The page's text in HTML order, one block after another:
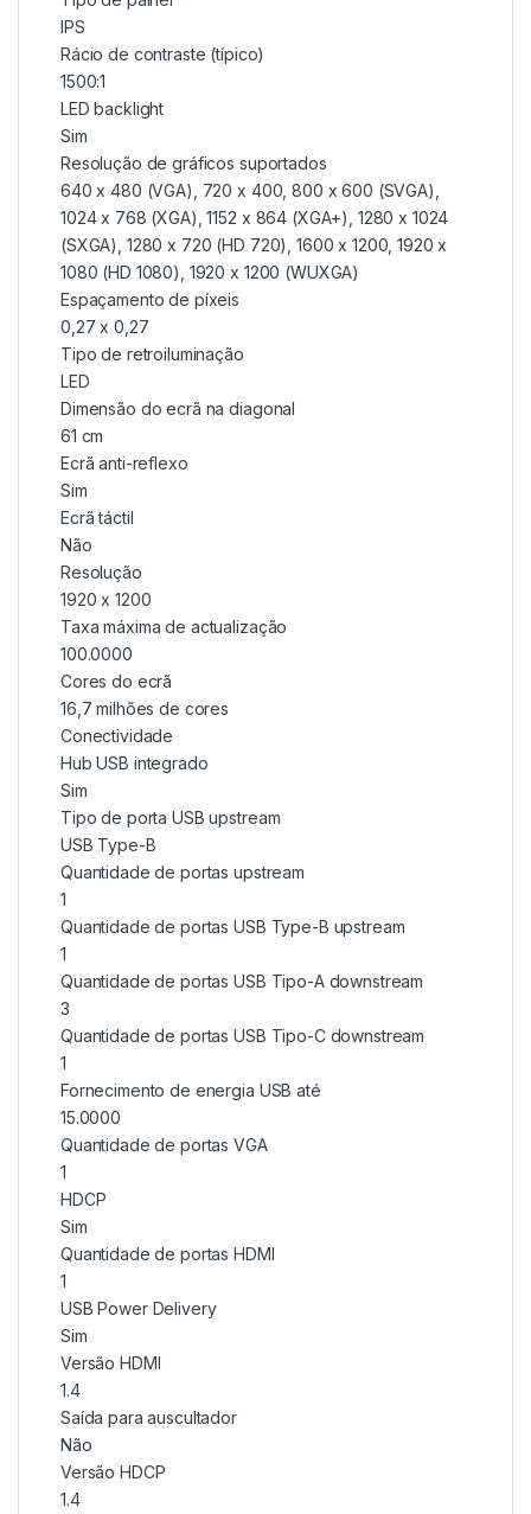
IPS
Rácio de contraste (típico)
1500:1
LED backlight
Sim
Resolução de gráficos suportados
640 x 480 (VGA), 720 x 400, 800 x 600 (SVGA),
1024 x 768 (XGA), 1152 x 864 (XGA+), 1280 x 1024
(SXGA), 1280 x 720 (HD 720), 1600 x 1200, 1920 x
1080 (HD 1080), 1920 x 1200 (WUXGA)
Espaçamento de píxeis
0,27 x 0,27
Tipo de retroiluminação
LED
Dimensão do ecrã na diagonal
61 cm
Ecrã anti-reflexo
Sim
Ecrã táctil
Não
Resolução
1920 x 1200
Taxa máxima de actualização
100.0000
Cores do ecrã
16,7 milhões de cores
Conectividade
Hub USB integrado
Sim
Tipo de porta USB upstream
USB Type-B
Quantidade de portas upstream
1
Quantidade de portas USB Type-B upstream
1
Quantidade de portas USB Tipo-A downstream
3
Quantidade de portas USB Tipo-C downstream
1
Fornecimento de energia USB até
15.0000
Quantidade de portas VGA
1
HDCP
Sim
Quantidade de portas HDMI
1
USB Power Delivery
Sim
Versão HDMI
1.4
Saída para auscultador
Não
Versão HDCP
1.4